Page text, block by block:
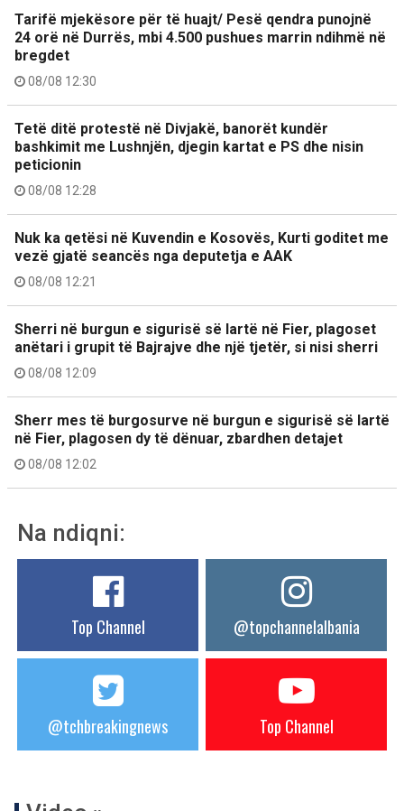
Tarifë mjekësore për të huajt/ Pesë qendra punojnë
24 orë në Durrës, mbi 4.500 pushues marrin ndihmë në
bregdet
08/08 12:30
Tetë ditë protestë në Divjakë, banorët kundër
bashkimit me Lushnjën, djegin kartat e PS dhe nisin
peticionin
08/08 12:28
Nuk ka qetësi në Kuvendin e Kosovës, Kurti goditet me
vezë gjatë seancës nga deputetja e AAK
08/08 12:21
Sherri në burgun e sigurisë së lartë në Fier, plagoset
anëtari i grupit të Bajrajve dhe një tjetër, si nisi sherri
08/08 12:09
Sherr mes të burgosurve në burgun e sigurisë së lartë
në Fier, plagosen dy të dënuar, zbardhen detajet
08/08 12:02
Na ndiqni:
Top Channel @topchannelalbania
@tchbreakingnews Top Channel